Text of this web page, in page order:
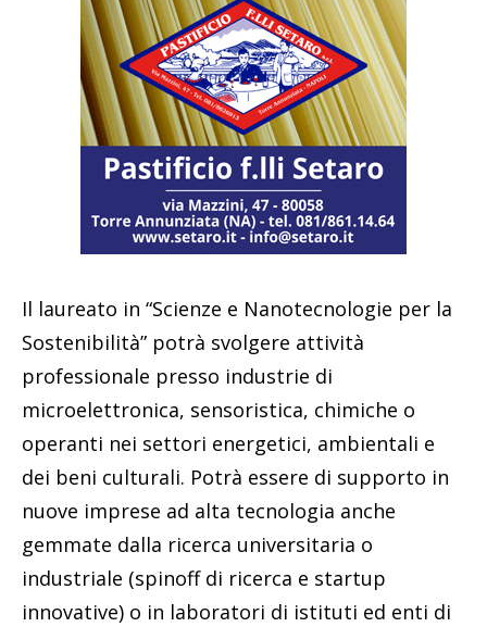
Il laureato in “Scienze e Nanotecnologie per la
Sostenibilità” potrà svolgere attività
professionale presso industrie di
microelettronica, sensoristica, chimiche o
operanti nei settori energetici, ambientali e
dei beni culturali. Potrà essere di supporto in
nuove imprese ad alta tecnologia anche
gemmate dalla ricerca universitaria o
industriale (spinoff di ricerca e startup
innovative) o in laboratori di istituti ed enti di